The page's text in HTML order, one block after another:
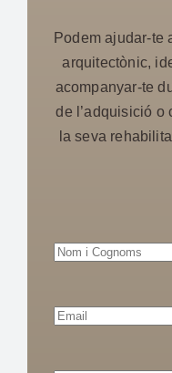
Podem ajudar-te
arquitectònic,
acompanyar-te
de l’adquisició o
la seva